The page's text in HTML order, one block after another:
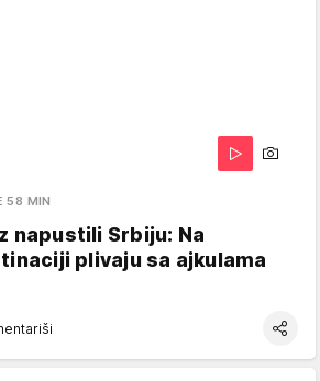
58 MIN
napustili Srbiju: Na
plivaju sa ajkulama